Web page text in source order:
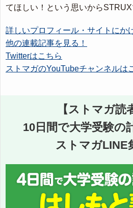
てほしい！という思いからSTRUX
詳しいプロフィール・サイトにか
他の連載記事を見る！
Twitterはこちら
ストマガのYouTubeチャンネルは
【ストマガ読
10日間で大学受験の
ストマガLINE